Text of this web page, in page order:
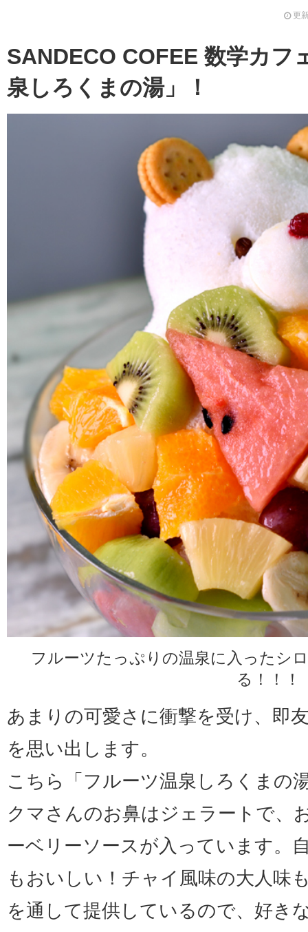
更
SANDECO COFEE 数学カフ
泉しろくまの湯」！
フルーツたっぷりの温泉に入ったシ
る！！！
あまりの可愛さに衝撃を受け、即
を思い出します。
こちら「フルーツ温泉しろくまの
クマさんのお鼻はジェラートで、
ーベリーソースが入っています。
もおいしい！チャイ風味の大人味
を通して提供しているので、好き